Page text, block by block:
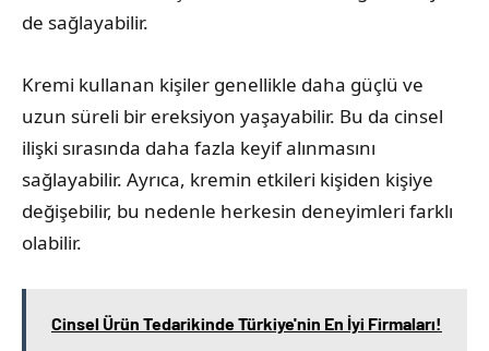
de sağlayabilir.
Kremi kullanan kişiler genellikle daha güçlü ve
uzun süreli bir ereksiyon yaşayabilir. Bu da cinsel
ilişki sırasında daha fazla keyif alınmasını
sağlayabilir. Ayrıca, kremin etkileri kişiden kişiye
değişebilir, bu nedenle herkesin deneyimleri farklı
olabilir.
Cinsel Ürün Tedarikinde Türkiye'nin En İyi Firmaları!